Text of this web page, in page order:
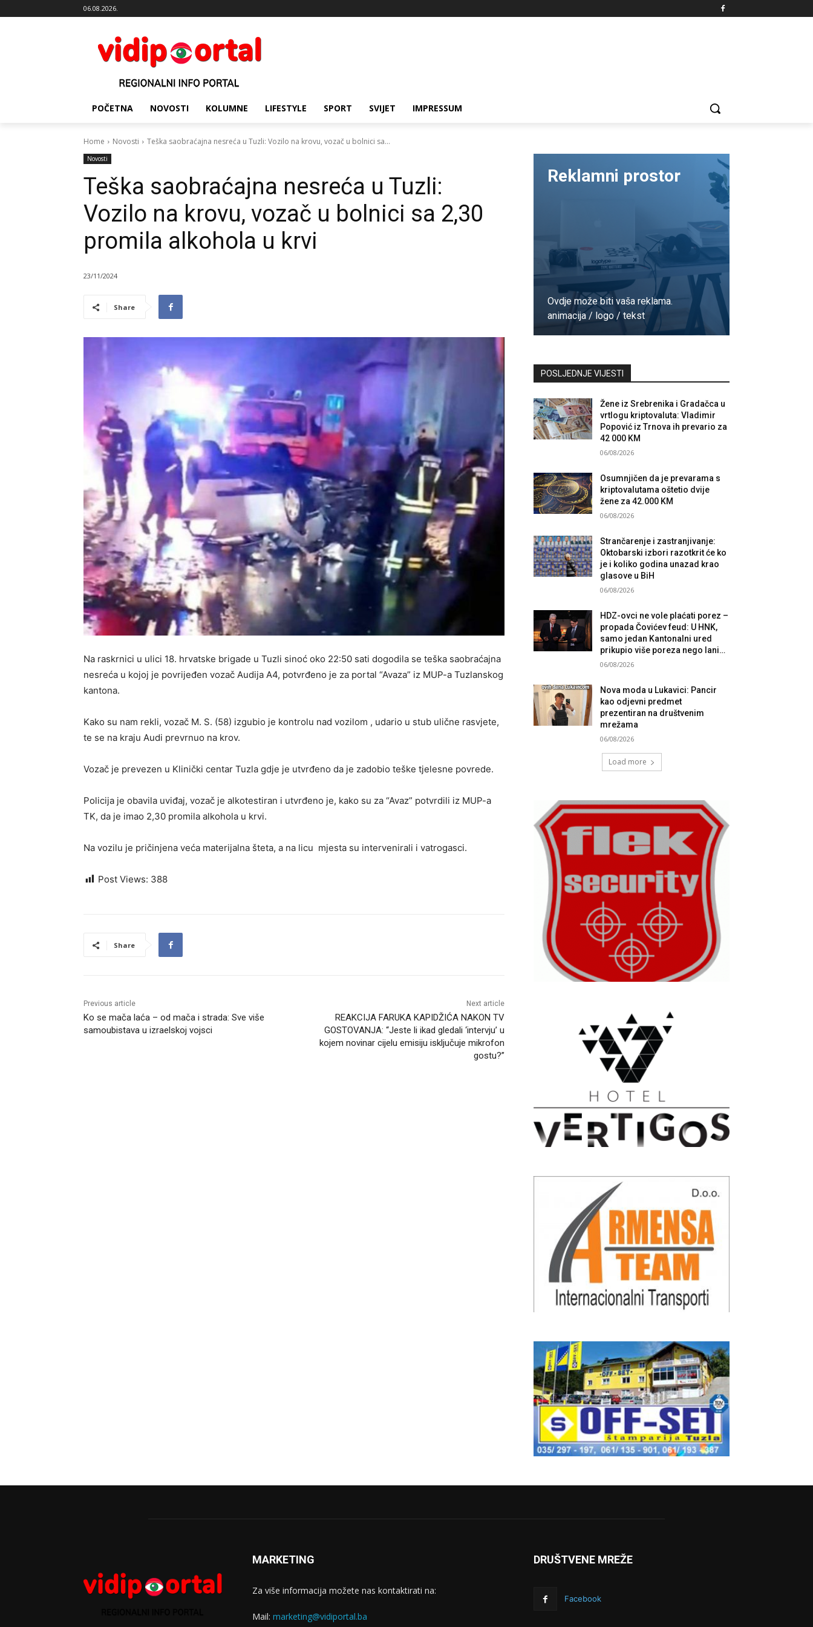
06.08.2026.
POČETNA NOVOSTI KOLUMNE LIFESTYLE SPORT SVIJET IMPRESSUM
Home Novosti Teška saobraćajna nesreća u Tuzli: Vozilo na krovu, vozač u bolnici sa...
Novosti
Teška saobraćajna nesreća u Tuzli:
Vozilo na krovu, vozač u bolnici sa 2,30
promila alkohola u krvi
23/11/2024
Share
Na raskrnici u ulici 18. hrvatske brigade u Tuzli sinoć oko 22:50 sati dogodila se teška saobraćajna
nesreća u kojoj je povrijeđen vozač Audija A4, potvrđeno je za portal “Avaza” iz MUP-a Tuzlanskog
kantona.
Kako su nam rekli, vozač M. S. (58) izgubio je kontrolu nad vozilom , udario u stub ulične rasvjete,
te se na kraju Audi prevrnuo na krov.
Vozač je prevezen u Klinički centar Tuzla gdje je utvrđeno da je zadobio teške tjelesne povrede.
Policija je obavila uviđaj, vozač je alkotestiran i utvrđeno je, kako su za “Avaz” potvrdili iz MUP-a
TK, da je imao 2,30 promila alkohola u krvi.
Na vozilu je pričinjena veća materijalna šteta, a na licu mjesta su intervenirali i vatrogasci.
Post Views: 388
Share
Previous article
Ko se mača laća – od mača i strada: Sve više
samoubistava u izraelskoj vojsci
Next article
REAKCIJA FARUKA KAPIDŽIĆA NAKON TV
GOSTOVANJA: “Jeste li ikad gledali ‘intervju’ u
kojem novinar cijelu emisiju isključuje mikrofon
gostu?”
Reklamni prostor
Ovdje može biti vaša reklama.
animacija / logo / tekst
POSLJEDNJE VIJESTI
Žene iz Srebrenika i Gradačca u
vrtlogu kriptovaluta: Vladimir
Popović iz Trnova ih prevario za
42 000 KM
06/08/2026
Osumnjičen da je prevarama s
kriptovalutama oštetio dvije
žene za 42.000 KM
06/08/2026
Strančarenje i zastranjivanje:
Oktobarski izbori razotkrit će ko
je i koliko godina unazad krao
glasove u BiH
06/08/2026
HDZ-ovci ne vole plaćati porez –
propada Čovićev feud: U HNK,
samo jedan Kantonalni ured
prikupio više poreza nego lani…
06/08/2026
Nova moda u Lukavici: Pancir
kao odjevni predmet
prezentiran na društvenim
mrežama
06/08/2026
Load more
MARKETING
Za više informacija možete nas kontaktirati na:
Mail: marketing@vidiportal.ba
DRUŠTVENE MREŽE
Facebook